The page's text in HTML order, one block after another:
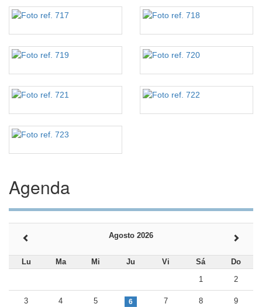
Agenda
Agosto 2026
Lu Ma Mi Ju Vi Sá
Do
1
2
3 4 5 6 7 8 9